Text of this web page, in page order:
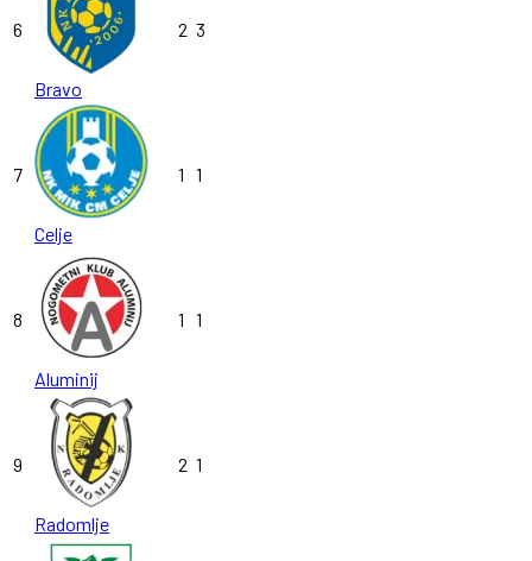
6
Bravo
2 3
7
Celje
1 1
8
Aluminij
1 1
9
Radomlje
2 1